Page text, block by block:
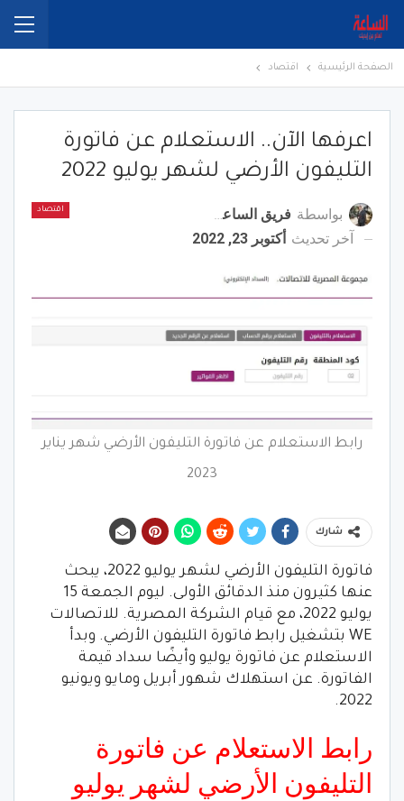
الصفحة الرئيسية اقتصاد
اعرفها الآن.. الاستعلام عن فاتورة
التليفون الأرضي لشهر يوليو 2022
اقتصاد بواسطة فريق الساعة برس
آخر تحديث أكتوبر 23, 2022
رابط الاستعلام عن فاتورة التليفون الأرضي شهر يناير
2023
شارك
فاتورة التليفون الأرضي لشهر يوليو 2022، يبحث
عنها كثيرون منذ الدقائق الأولى. ليوم الجمعة 15
يوليو 2022، مع قيام الشركة المصرية. للاتصالات
WE بتشغيل رابط فاتورة التليفون الأرضي. وبدأ
الاستعلام عن فاتورة يوليو وأيضًا سداد قيمة
الفاتورة. عن استهلاك شهور أبريل ومايو ويونيو
2022.
رابط الاستعلام عن فاتورة
التليفون الأرضي لشهر يوليو